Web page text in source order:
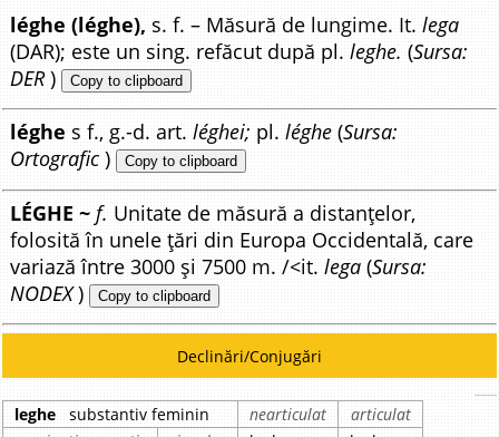
léghe (léghe), s. f. – Măsură de lungime. It.lega
(DAR); este un sing. refăcut după pl.leghe. (Sursa:
DER) Copy to clipboard
léghe s f., g.-d. art.léghei; pl.léghe (Sursa:
Ortografic ) Copy to clipboard
LÉGHE ~ f. Unitate de măsură a distanțelor,
folosită în unele țări din Europa Occidentală, care
variază între 3000 și 7500 m. /<it.lega (Sursa:
NODEX) Copy to clipboard
Declinări/Conjugări
leghe substantiv feminin nearticulat
articulat